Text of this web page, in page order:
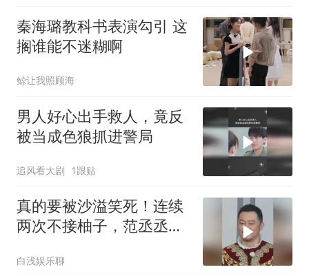
秦海璐教科书表演勾引 这
搁谁能不迷糊啊
鲸让我照顾海
男人好心出手救人，竟反
被当成色狼抓进警局
追风看大剧 1跟贴
真的要被沙溢笑死！连续
两次不接柚子，范丞丞大
白浅娱乐聊